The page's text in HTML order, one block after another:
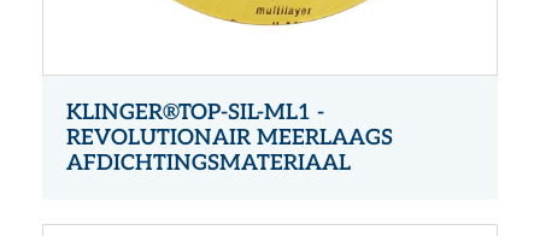
KLINGER®TOP-SIL-ML1 -
REVOLUTIONAIR MEERLAAGS
AFDICHTINGSMATERIAAL